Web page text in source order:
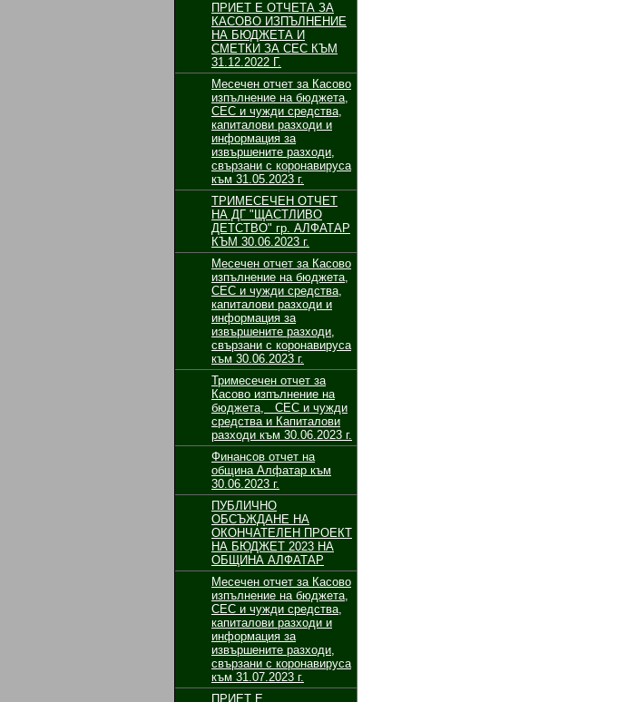
ПРИЕТ Е ОТЧЕТА ЗА
КАСОВО ИЗПЪЛНЕНИЕ
НА БЮДЖЕТА И
СМЕТКИ ЗА СЕС КЪМ
31.12.2022 Г.
Месечен отчет за Касово
изпълнение на бюджета,
СЕС и чужди средства,
капиталови разходи и
информация за
извършените разходи,
свързани с коронавируса
към 31.05.2023 г.
ТРИМЕСЕЧЕН ОТЧЕТ
НА ДГ "ЩАСТЛИВО
ДЕТСТВО" гр. АЛФАТАР
КЪМ 30.06.2023 г.
Месечен отчет за Касово
изпълнение на бюджета,
СЕС и чужди средства,
капиталови разходи и
информация за
извършените разходи,
свързани с коронавируса
към 30.06.2023 г.
Тримесечен отчет за
Касово изпълнение на
бюджета, СЕС и чужди
средства и Капиталови
разходи към 30.06.2023 г.
Финансов отчет на
община Алфатар към
30.06.2023 г.
ПУБЛИЧНО
ОБСЪЖДАНЕ НА
ОКОНЧАТЕЛЕН ПРОЕКТ
НА БЮДЖЕТ 2023 НА
ОБЩИНА АЛФАТАР
Месечен отчет за Касово
изпълнение на бюджета,
СЕС и чужди средства,
капиталови разходи и
информация за
извършените разходи,
свързани с коронавируса
към 31.07.2023 г.
ПРИЕТ Е